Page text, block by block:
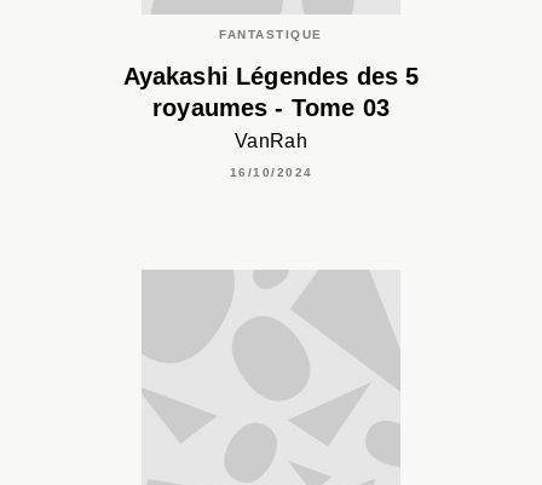
FANTASTIQUE
Ayakashi Légendes des 5
royaumes - Tome 03
VanRah
16/10/2024